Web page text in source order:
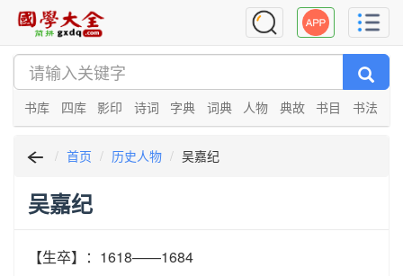
书库 四库 影印 诗词 字典 词典 人物 典故 书目 书法
首页 历史人物 吴嘉纪
吴嘉纪
【生卒】：1618——1684